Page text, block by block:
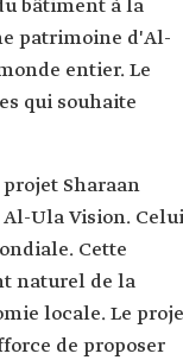
bâtiment à la
patrimoine d'Al-
entier. Le
qui souhaite
Sharaan
Ula Vision.
Cette
naturel de la
locale. Le
de proposer